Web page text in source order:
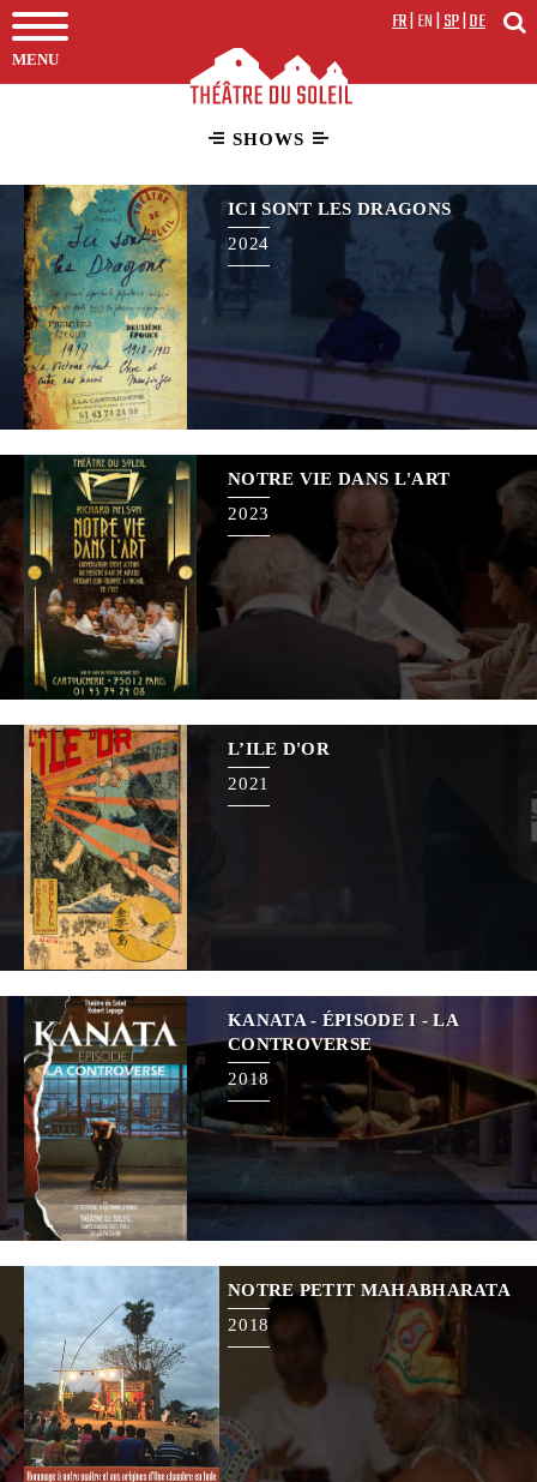
MENU
FR|EN|SP|DE
SHOWS
ICI SONT LES DRAGONS
2024
NOTRE VIE DANS L'ART
2023
L’ILE D'OR
2021
KANATA - ÉPISODE I - LA
CONTROVERSE
2018
NOTRE PETIT MAHABHARATA
2018